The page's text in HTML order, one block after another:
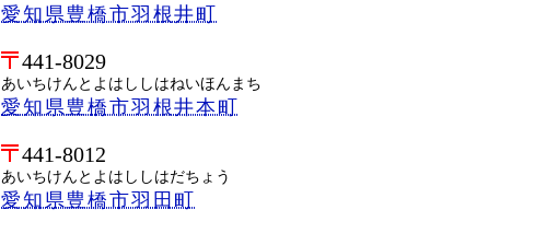
愛知県豊橋市羽根井町
441-8029
あいちけんとよはししはねいほんまち
愛知県豊橋市羽根井本町
441-8012
あいちけんとよはししはだちょう
愛知県豊橋市羽田町